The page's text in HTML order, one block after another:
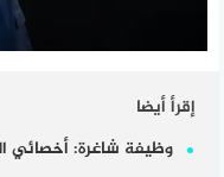
إقرأ أيضا
وظيفة شاغرة: أخصائي